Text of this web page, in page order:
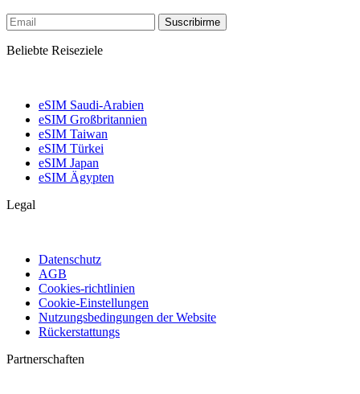
Suscribirme
Beliebte Reiseziele
eSIM Saudi-Arabien
eSIM Großbritannien
eSIM Taiwan
eSIM Türkei
eSIM Japan
eSIM Ägypten
Legal
Datenschutz
AGB
Cookies-richtlinien
Cookie-Einstellungen
Nutzungsbedingungen der Website
Rückerstattungs
Partnerschaften